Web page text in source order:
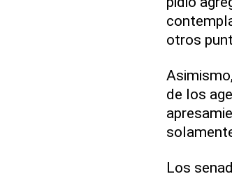
otros
de los
Los